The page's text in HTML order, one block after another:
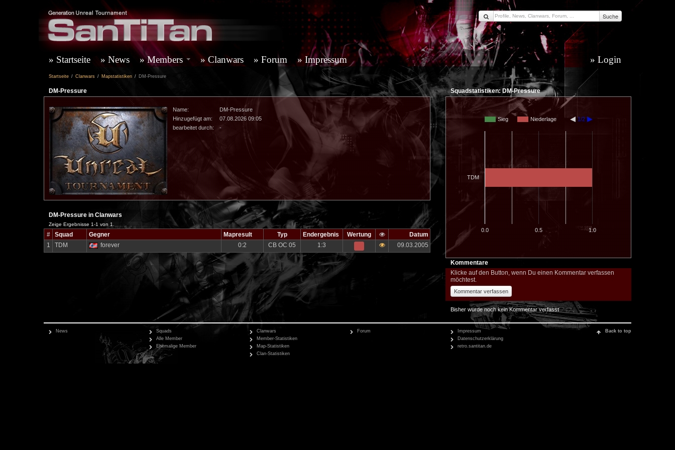
Suche
Startseite News Members Clanwars Forum Impressum Login
Startseite / Clanwars / Mapstatistiken / DM-Pressure
DM-Pressure
Name:
DM-Pressure
Hinzugefügt am:
07.08.2026 09:05
bearbeitet durch:
-
DM-Pressure in Clanwars
Zeige Ergebnisse 1-1 von 1.
# Squad Gegner Mapresult Typ Endergebnis Wertung
Datum
1
TDM forever 0:2 CB OC 05 1:3 09.03.2005
Squadstatistiken: DM-Pressure
Sieg Niederlage 1/2
0.0 0.5 1.0
TDM
Kommentare
Klicke auf den Button, wenn Du einen Kommentar verfassen
möchtest.
Kommentar verfassen
Bisher wurde noch kein Kommentar verfasst
News
Squads
Alle Member
Ehemalige Member
Clanwars
Member-Statistiken
Map-Statistiken
Clan-Statistiken
Forum
Impressum
Datenschutzerklärung
retro.santitan.de
Back to top